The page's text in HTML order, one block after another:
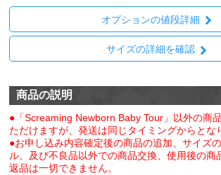
オプションの値段詳細
サイズの詳細を確認
商品の説明
●「Screaming Newborn Baby Tour」以外の商
ただけますが、発送は同じタイミングからとな
●お申し込み内容確定後の商品の追加、サイズ
ル、及び不良品以外での商品交換、使用後の商
返品は一切できません。